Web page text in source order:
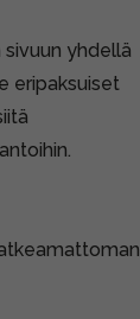
yhdellä
eripaksuiset